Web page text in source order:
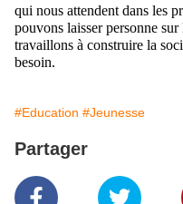
qui nous attendent dans les
pouvons laisser personne sur
travaillons à construire la
besoin.
#Education #Jeunesse
Partager